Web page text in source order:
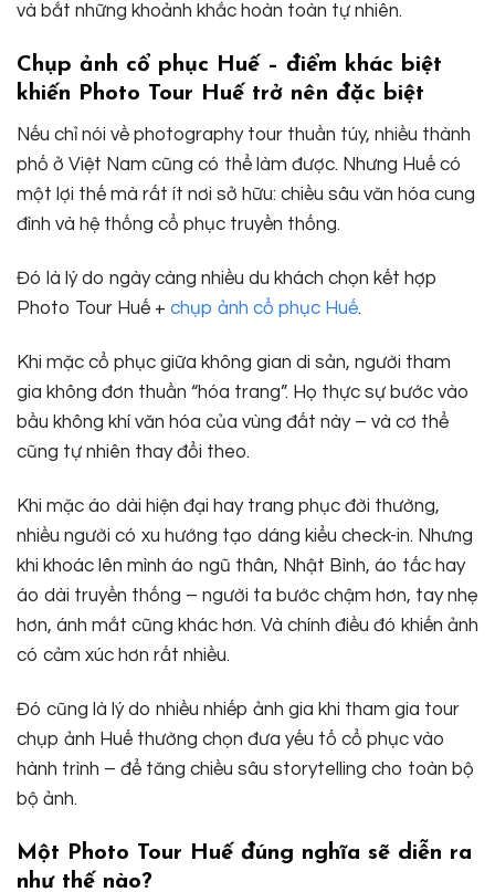
và bắt những khoảnh khắc hoàn toàn tự nhiên.
Chụp ảnh cổ phục Huế – điểm khác biệt
khiến Photo Tour Huế trở nên đặc biệt
Nếu chỉ nói về photography tour thuần túy, nhiều thành
phố ở Việt Nam cũng có thể làm được. Nhưng Huế có
một lợi thế mà rất ít nơi sở hữu: chiều sâu văn hóa cung
đình và hệ thống cổ phục truyền thống.
Đó là lý do ngày càng nhiều du khách chọn kết hợp
Photo Tour Huế + chụp ảnh cổ phục Huế.
Khi mặc cổ phục giữa không gian di sản, người tham
gia không đơn thuần “hóa trang”. Họ thực sự bước vào
bầu không khí văn hóa của vùng đất này – và cơ thể
cũng tự nhiên thay đổi theo.
Khi mặc áo dài hiện đại hay trang phục đời thường,
nhiều người có xu hướng tạo dáng kiểu check-in. Nhưng
khi khoác lên mình áo ngũ thân, Nhật Bình, áo tấc hay
áo dài truyền thống – người ta bước chậm hơn, tay nhẹ
hơn, ánh mắt cũng khác hơn. Và chính điều đó khiến ảnh
có cảm xúc hơn rất nhiều.
Đó cũng là lý do nhiều nhiếp ảnh gia khi tham gia tour
chụp ảnh Huế thường chọn đưa yếu tố cổ phục vào
hành trình – để tăng chiều sâu storytelling cho toàn bộ
bộ ảnh.
Một Photo Tour Huế đúng nghĩa sẽ diễn ra
như thế nào?